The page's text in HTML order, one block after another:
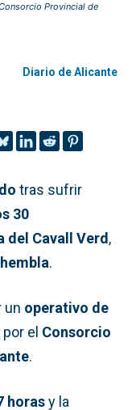
Provincial de
Diario de Alicante
tras sufrir
30
del Cavall Verd,
.
un operativo de
el Consorcio
.
horasy la